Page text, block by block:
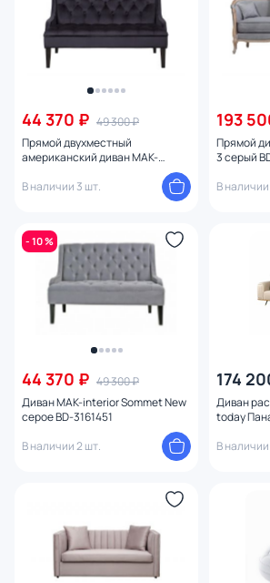
44 370 ₽ 49 300 ₽
Прямой двухместный
американский диван MAK-
3231045
В наличии 3 шт.
193
Прямой диван MAK-
3 серый
В наличии
- 10 %
44 370 ₽ 49 300 ₽
Диван MAK-interior Sommet New
серое BD-3161451
В наличии 2 шт.
174
Диван
today
В наличии
Конструкция